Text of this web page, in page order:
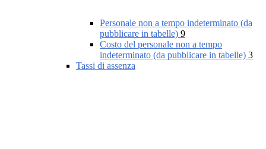
Personale non a tempo indeterminato (da
pubblicare in tabelle) 9
Costo del personale non a tempo
indeterminato (da pubblicare in tabelle) 3
Tassi di assenza